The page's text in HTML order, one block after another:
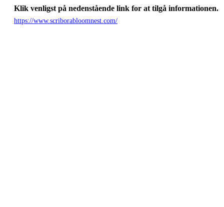
Klik venligst på nedenstående link for at tilgå informationen.
https://www.scriborabloomnest.com/